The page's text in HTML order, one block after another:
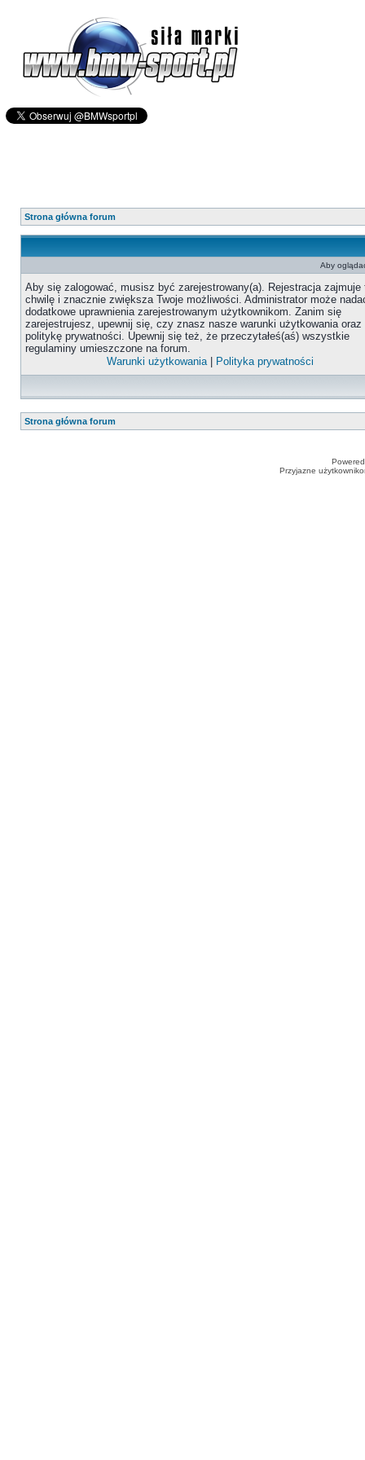
Strona główna forum
Aby
Aby się zalogować, musisz być zarejestrowany(a). Rejestracja zajmuje
chwilę i znacznie zwiększa Twoje możliwości. Administrator może
dodatkowe uprawnienia zarejestrowanym użytkownikom. Zanim się
zarejestrujesz, upewnij się, czy znasz nasze warunki użytkowania oraz
politykę prywatności. Upewnij się też, że przeczytałeś(aś) wszystkie
regulaminy umieszczone na forum.
Warunki użytkowania| Polityka prywatności
Strona główna forum
Przyjazne